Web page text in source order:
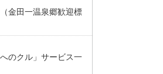
金田一温泉郷歓迎標
のクル」サービス一